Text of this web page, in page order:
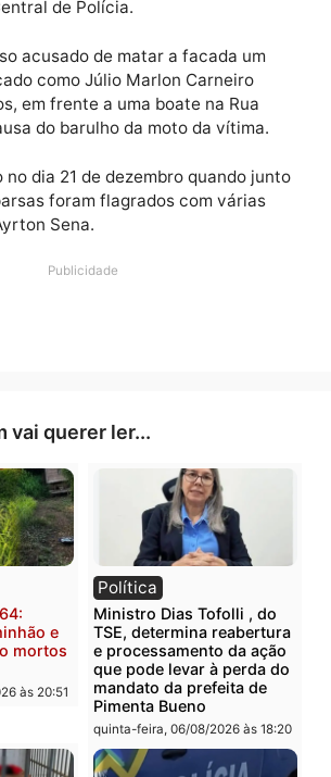
No momento da fuga, Sintonia
pela PM para a UPA leste
médico e depois será
acusado de matar a facada um
como Júlio Marlon Carneiro
do barulho da moto da vítima.
no dia 21 de dezembro quando
Publicidade
vai querer ler...